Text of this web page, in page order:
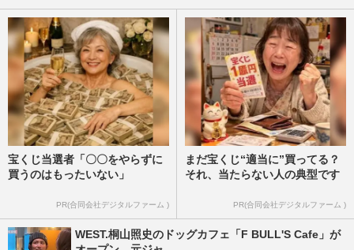
宝くじ当選者「〇〇をやらずに
買うのはもったいない」
PR(合同会社デジタルファーム )
まだ宝くじ“適当に”買ってる？
それ、当たらない人の典型です
PR(合同会社デジタルファーム )
WEST.桐山照史のドッグカフェ「F BULL'S Cafe」が